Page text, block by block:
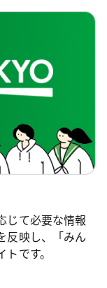
じて必要な情報
反映し、「みん
です。